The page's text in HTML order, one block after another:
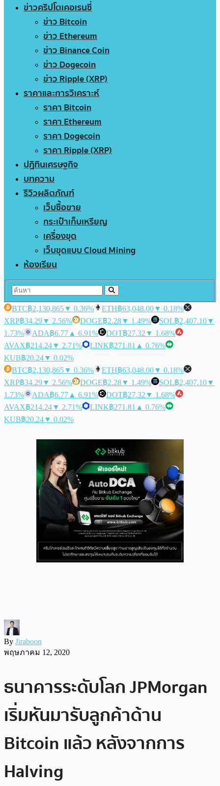
ข่าวคริปโตเคอเรนซี่
ข่าว Bitcoin
ข่าว Ethereum
ข่าว Binance Coin
ข่าว Dogecoin
ข่าว Ripple (XRP)
ราคาและการวิเคราะห์
ราคา Bitcoin
ราคา Ethereum
ราคา Dogecoin
ราคา Ripple (XRP)
ปฏิทินเศรษฐกิจ
บทความ
รีวิวผลิตภัณฑ์
เว็บซื้อขาย
กระเป๋าเก็บเหรียญ
เครื่องขุด
เว็บขุดแบบ Cloud Mining
ห้องเรียน
BTC฿2,130,865▼ 0.36% ETH฿63,048.00▼ 0.18%
XRP฿34.29▼ 2.56% DOGE฿2.28▼ 1.49% SOL฿2,407.10▼
1.73%
ADA฿6.77 ▲ 6.91% DOT฿27.32 ▼ 1.68%
AVAX฿214.24▼ 2.71% LINK฿271.81 ▲ 0.76%
KUB฿20.24▼ 0.02%
BTC฿2,130,865▼ 0.36% ETH฿63,048.00▼ 0.18%
XRP฿34.29▼ 2.56% DOGE฿2.28▼ 1.49% SOL฿2,407.10▼
1.73%
ADA฿6.77 ▲ 6.91% DOT฿27.32 ▼ 1.68%
AVAX฿214.24▼ 2.71% LINK฿271.81 ▲ 0.76%
KUB฿20.24▼ 0.02%
By Jiraboon
พฤษภาคม 12, 2020
ธนาคารระดับโลก JPMorgan
เริ่มหันมารับลูกค้าด้าน
Bitcoin แล้ว หลังจากการ
Halving